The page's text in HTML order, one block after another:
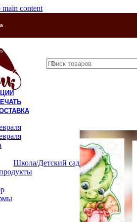
main content
Школа/Детский сад